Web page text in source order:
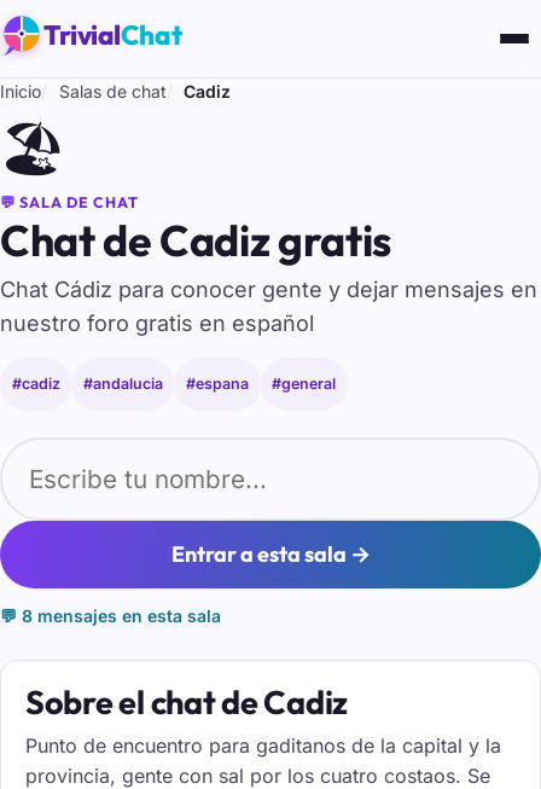
TrivialChat
Inicio Salas de chat Cadiz
🏖️
💬 SALA DE CHAT
Chat de Cadiz gratis
Chat Cádiz para conocer gente y dejar mensajes en
nuestro foro gratis en español
#cadiz #andalucia #espana #general
Entrar a esta sala →
💬 8 mensajes en esta sala
Sobre el chat de Cadiz
Punto de encuentro para gaditanos de la capital y la
provincia, gente con sal por los cuatro costaos. Se